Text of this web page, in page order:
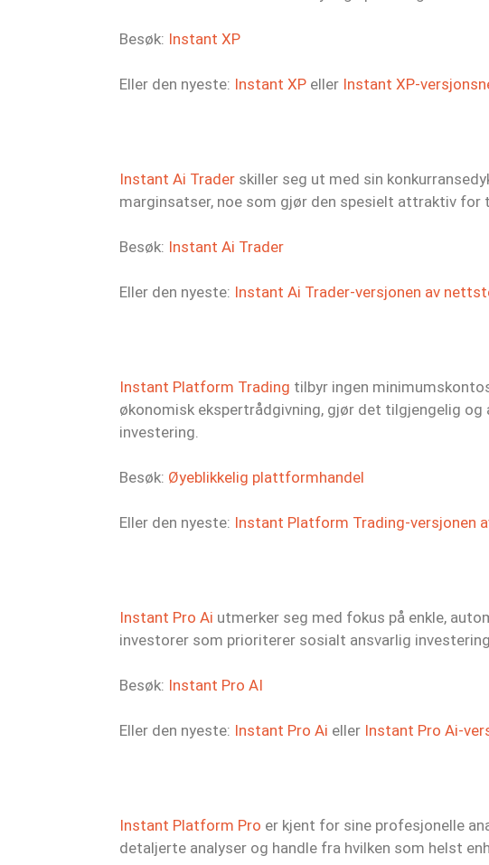
Besøk: Instant XP
Eller den nyeste: Instant XP eller Instant XP-
Instant Ai Trader skiller seg ut med sin
marginsatser, noe som gjør den spesielt attraktiv for
Besøk: Instant Ai Trader
Eller den nyeste: Instant Ai Trader-versjonen av
Instant Platform Trading tilbyr ingen
økonomisk ekspertrådgivning, gjør det tilgjengelig
investering.
Besøk: Øyeblikkelig plattformhandel
Eller den nyeste: Instant Platform Trading-versjonen
Instant Pro Ai utmerker seg med fokus på enkle,
investorer som prioriterer sosialt ansvarlig
Besøk: Instant Pro AI
Eller den nyeste: Instant Pro Ai eller Instant Pro Ai-
Instant Platform Pro er kjent for sine profesjonelle
detaljerte analyser og handle fra hvilken som helst